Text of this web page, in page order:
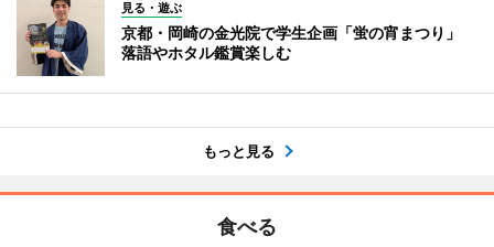
見る・遊ぶ
京都・岡崎の金光院で学生企画「蛍の宵まつり」
落語やホタル鑑賞楽しむ
もっと見る
食べる